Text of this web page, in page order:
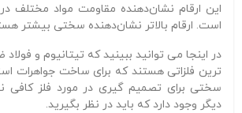
این ارقام نشان‌دهنده مقاومت مواد مختلف
است. ارقام بالاتر نشان‌دهنده سختی بیشتر
در اینجا می توانید ببینید که تیتانیوم و
ترین فلزاتی هستند که برای ساخت جواهرات
سختی برای تصمیم گیری در مورد فلز کافی
دیگر وجود دارد که باید در نظر بگیرید.